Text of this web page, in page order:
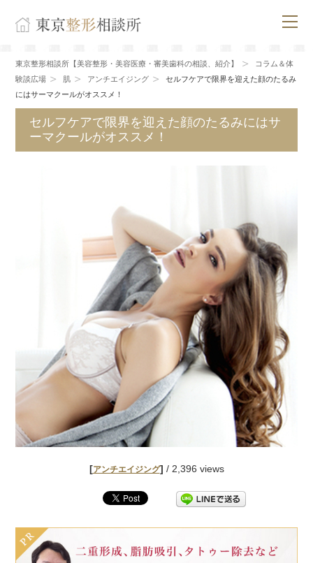
東京整形相談所【美容整形・美容医療・審美歯科の相談、紹介】
コラム＆体
験談広場
肌 アンチエイジング
セルフケアで限界を迎えた顔のたるみ
にはサーマクールがオススメ！
セルフケアで限界を迎えた顔のたるみにはサ
ーマクールがオススメ！
[アンチエイジング] / 2,396 views